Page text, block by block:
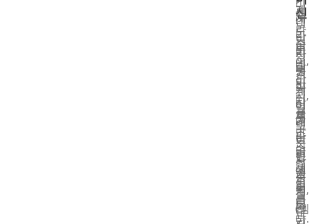
신
분
할
반
자
동
라
미
네
이
팅
기
미
네
이
팅
기
계
열
또
는
자
동
절
단
트
라
미
네
이
터
제
조
업
체
입
니
다.
계
라
미
네
이
터
기
능
은
종
이,
판
이
반
자
동
라
미
네
이
팅
기
계
(엠
계
는
종
이,
판
지,
플
라
스
틱
필
름
과